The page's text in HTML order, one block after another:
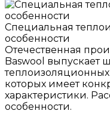
Специальная
особенности
Отечественная
Baswool выпускает
которых имеет
характеристики.
особенности.